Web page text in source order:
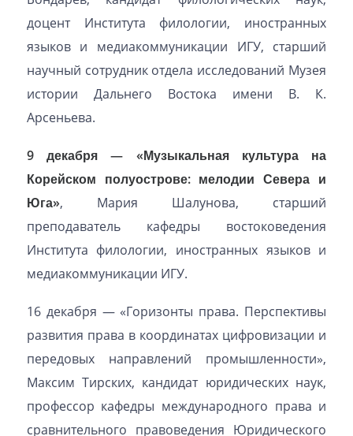
доцент Института филологии, иностранных
языков и медиакоммуникации ИГУ, старший
научный сотрудник отдела исследований Музея
истории Дальнего Востока имени В. К.
Арсеньева.
9 декабря — «Музыкальная культура на
Корейском полуострове: мелодии Севера и
Юга», Мария Шалунова, старший
преподаватель кафедры востоковедения
Института филологии, иностранных языков и
медиакоммуникации ИГУ.
16 декабря — «Горизонты права. Перспективы
развития права в координатах цифровизации и
передовых направлений промышленности»,
Максим Тирских, кандидат юридических наук,
профессор кафедры международного права и
сравнительного правоведения Юридического